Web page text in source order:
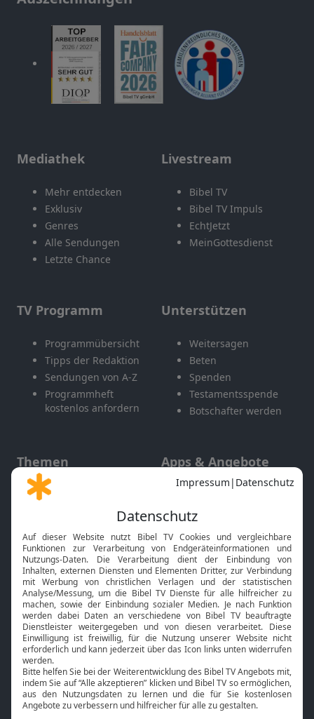
Mediathek
Mehr entdecken
Exklusiv
Genres
Alle Sendungen
Letzte Chance
Livestream
Bibel TV
Bibel TV Impuls
EchtJetzt
MeinGottesdienst
TV Programm
Programmübersicht
Tipps der Redaktion
Sendungen von A-Z
Programmheft
kostenlos anfordern
Unterstützen
Weitersagen
Beten
Spenden
Testamentsspende
Botschafter werden
Themen
Gott und Bibel erklärt
Neuigkeiten
Apps & Angebote
Mobile App
Smart TV
HbbTV
Bibelthek Online-Bibel
Nächster Gottesdienst
Bibel TV
Über uns
Jobs
Service
Kontakt
TV-Empfang